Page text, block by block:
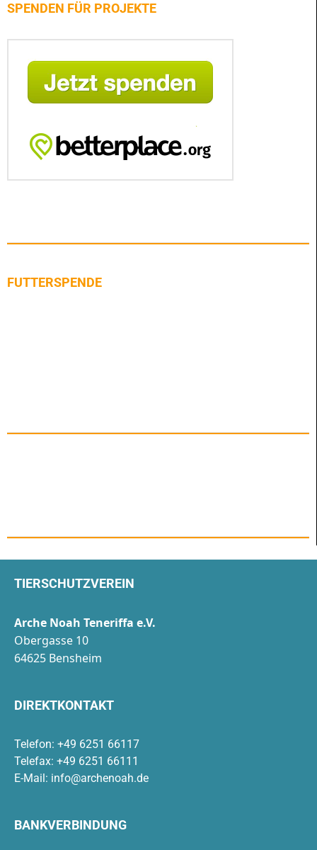
SPENDEN FÜR PROJEKTE
FUTTERSPENDE
TIERSCHUTZVEREIN
Arche Noah Teneriffa e.V.
Obergasse 10
64625 Bensheim
DIREKTKONTAKT
Telefon: +49 6251 66117
Telefax: +49 6251 66111
E-Mail: info@archenoah.de
BANKVERBINDUNG